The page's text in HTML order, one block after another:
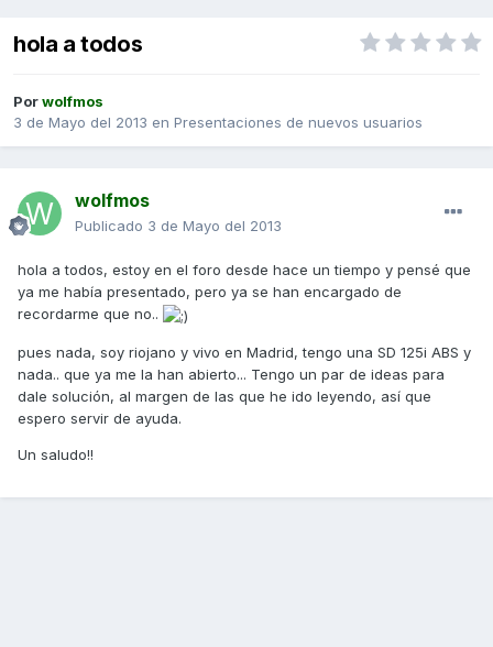
hola a todos
Porwolfmos
3 de Mayo del 2013 en Presentaciones de nuevos usuarios
wolfmos
Publicado 3 de Mayo del 2013
hola a todos, estoy en el foro desde hace un tiempo y pensé que
ya me había presentado, pero ya se han encargado de
recordarme que no..
pues nada, soy riojano y vivo en Madrid, tengo una SD 125i ABS y
nada.. que ya me la han abierto... Tengo un par de ideas para
dale solución, al margen de las que he ido leyendo, así que
espero servir de ayuda.
Un saludo!!